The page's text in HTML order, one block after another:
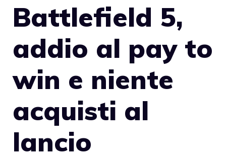
Battlefield 5,
addio al pay to
win e niente
acquisti al
lancio